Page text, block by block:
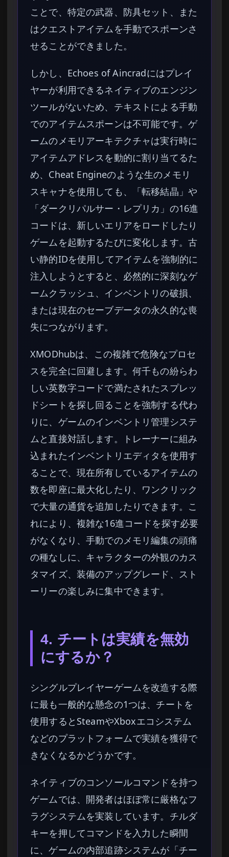
ことで、特定の武器、防具セット、また
はクエストアイテムを手動でスポーンさ
せることができました。
しかし、Echoes of Aincradにはプレイ
ヤーが利用できるネイティブのエンジン
ツールがないため、テキストによる手動
でのアイテムスポーンは不可能です。ゲ
ームのメモリアーキテクチャは実行時に
アイテムアドレスを動的に割り当てるた
め、Cheat Engineのような生のメモリ
スキャナを使用しても、「転移結晶」や
「ダークリパルサー・レプリカ」の16進
コードは、新しいエリアをロードしたり
ゲームを起動するたびに変化します。古
い静的IDを使用してアイテムを強制的に
注入しようとすると、必然的に深刻なゲ
ームクラッシュ、インベントリの破損、
または現在のセーブデータの永久的な喪
失につながります。
XMODhubは、この複雑で危険なプロセ
スを完全に回避します。何千もの紛らわ
しい英数字コードで満たされたスプレッ
ドシートを探し回ることを強制する代わ
りに、ゲームのインベントリ管理システ
ムと直接対話します。トレーナーに組み
込まれたインベントリエディタを使用す
ることで、現在所有しているアイテムの
数を即座に最大化したり、ワンクリック
で大量の通貨を追加したりできます。こ
れにより、複雑な16進コードを探す必要
がなくなり、手動でのメモリ編集の頭痛
の種なしに、キャラクターの外観のカス
タマイズ、装備のアップグレード、スト
ーリーの楽しみに集中できます。
4. チートは実績を無効
にするか？
シングルプレイヤーゲームを改造する際
に最も一般的な懸念の1つは、チートを
使用するとSteamやXboxエコシステム
などのプラットフォームで実績を獲得で
きなくなるかどうかです。
ネイティブのコンソールコマンドを持つ
ゲームでは、開発者はほぼ常に厳格なフ
ラグシステムを実装しています。チルダ
キーを押してコマンドを入力した瞬間
に、ゲームの内部追跡システムが「チー